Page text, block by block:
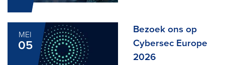
MEI
05
Bezoek ons op
Cybersec Europe
2026